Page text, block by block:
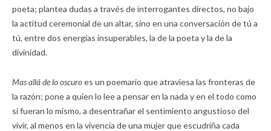
poeta; plantea dudas a través de interrogantes directos, no bajo
la actitud ceremonial de un altar, sino en una conversación de tú a
tú, entre dos energías insuperables, la de la poeta y la de la
divinidad.
Mas allá de lo oscuroes un poemario que atraviesa las fronteras de
la razón; pone a quien lo lee a pensar en la nada y en el todo como
si fueran lo mismo, a desentrañar el sentimiento angustioso del
vivir, al menos en la vivencia de una mujer que escudriña cada